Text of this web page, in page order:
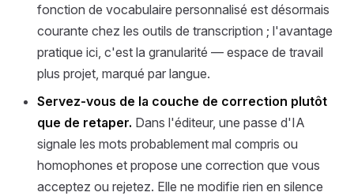
fonction de vocabulaire personnalisé est désormais
courante chez les outils de transcription ; l'avantage
pratique ici, c'est la granularité — espace de travail
plus projet, marqué par langue.
Servez-vous de la couche de correction plutôt
que de retaper. Dans l'éditeur, une passe d'IA
signale les mots probablement mal compris ou
homophones et propose une correction que vous
acceptez ou rejetez. Elle ne modifie rien en silence